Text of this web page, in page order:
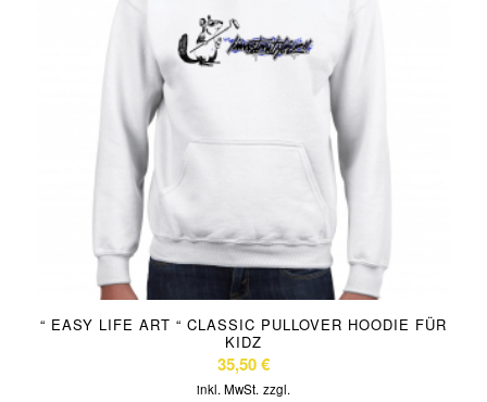
“ EASY LIFE ART “ CLASSIC PULLOVER HOODIE FÜR
KIDZ
35,50€
inkl. MwSt. zzgl.